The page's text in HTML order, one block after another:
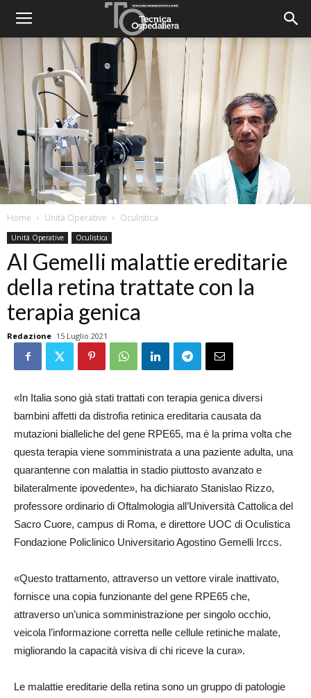
Home Unità Operative Oculistica
Unità Operative Oculistica
Al Gemelli malattie ereditarie
della retina trattate con la
terapia genica
Redazione 15 Luglio 2021
«In Italia sono già stati trattati con terapia genica diversi
bambini affetti da distrofia retinica ereditaria causata da
mutazioni bialleliche del gene RPE65, ma è la prima volta che
questa terapia viene somministrata a una paziente adulta, una
quarantenne con malattia in stadio piuttosto avanzato e
bilateralmente ipovedente», ha dichiarato Stanislao Rizzo,
professore ordinario di Oftalmologia all’Università Cattolica del
Sacro Cuore, campus di Roma, e direttore UOC di Oculistica
Fondazione Policlinico Universitario Agostino Gemelli Irccs.
«Questo trattamento, attraverso un vettore virale inattivato,
fornisce una copia funzionante del gene RPE65 che,
attraverso un’unica somministrazione per singolo occhio,
veicola l’informazione corretta nelle cellule retiniche malate,
migliorando la capacità visiva di chi riceve la cura».
Le malattie ereditarie della retina sono un gruppo di patologie